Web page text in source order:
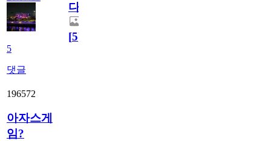
5
댓글
다.
[5]
196572
아자스게
임?